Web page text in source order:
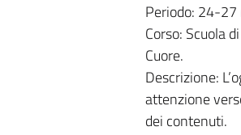
Periodo: 24-
Corso: Scuola
Cuore.
Descrizione:
attenzione
dei contenuti.